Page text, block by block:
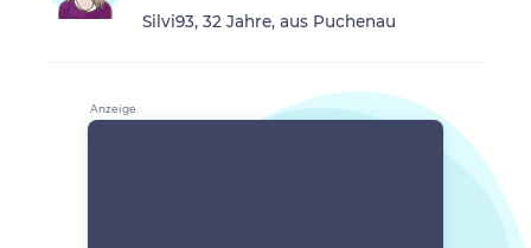
Silvi93, 32 Jahre, aus Puchenau